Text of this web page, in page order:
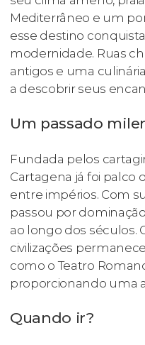
Mediterrâneo e um
esse destino
modernidade. Ruas
antigos e uma
a descobrir seus
Um passado
Fundada pelos
Cartagena já foi palco
entre impérios. Com
passou por
ao longo dos séculos.
civilizações
como o Teatro
proporcionando uma
Quando ir?